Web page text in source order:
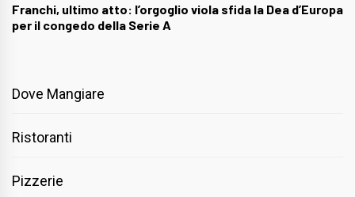
Franchi, ultimo atto: l’orgoglio viola sfida la Dea d’Europa
per il congedo della Serie A
Dove Mangiare
Ristoranti
Pizzerie